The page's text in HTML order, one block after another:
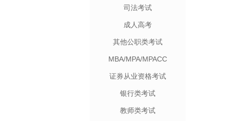
司法考试
成人高考
其他公职类考试
MBA/MPA/MPACC
证券从业资格考试
银行类考试
教师类考试